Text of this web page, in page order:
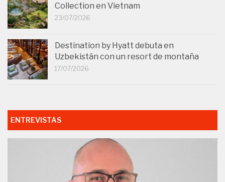
Collection en Vietnam
23/07/2026
Destination by Hyatt debuta en
Uzbekistán con un resort de montaña
17/07/2026
ENTREVISTAS